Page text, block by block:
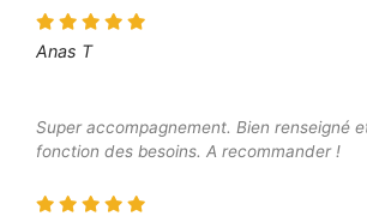
Anas T
Super accompagnement. Bien renseigné
fonction des besoins. A recommander !